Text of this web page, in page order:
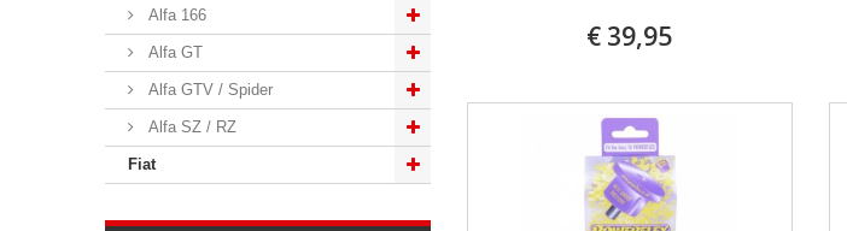
Alfa 166
Alfa GT
Alfa GTV / Spider
Alfa SZ / RZ
Fiat
€ 39,95